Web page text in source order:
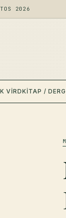
2026
VIRDKITAP /